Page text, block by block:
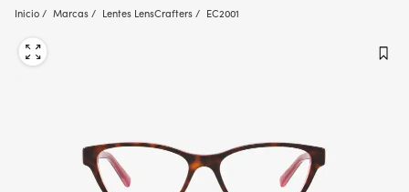
Inicio Marcas Lentes LensCrafters EC2001